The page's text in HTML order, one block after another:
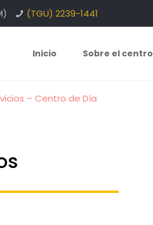
(TGU) 2239-1441
Inicio Sobre el centro
– Centro de Día